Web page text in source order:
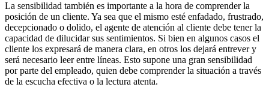
La sensibilidad también es importante a la hora de comprender la
posición de un cliente. Ya sea que el mismo esté enfadado, frustrado,
decepcionado o dolido, el agente de atención al cliente debe tener la
capacidad de dilucidar sus sentimientos. Si bien en algunos casos el
cliente los expresará de manera clara, en otros los dejará entrever y
será necesario leer entre líneas. Esto supone una gran sensibilidad
por parte del empleado, quien debe comprender la situación a través
de la escucha efectiva o la lectura atenta.